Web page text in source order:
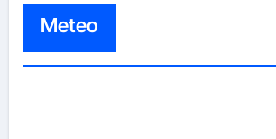
Meteo